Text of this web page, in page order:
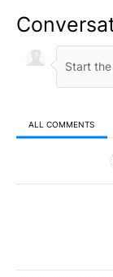
ALL COMMENTS
All